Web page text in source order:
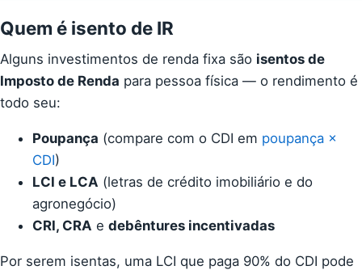
Quem é isento de IR
Alguns investimentos de renda fixa são isentos de
Imposto de Renda para pessoa física — o rendimento é
todo seu:
Poupança (compare com o CDI em poupança ×
CDI)
LCI e LCA (letras de crédito imobiliário e do
agronegócio)
CRI, CRA e debêntures incentivadas
Por serem isentas, uma LCI que paga 90% do CDI pode